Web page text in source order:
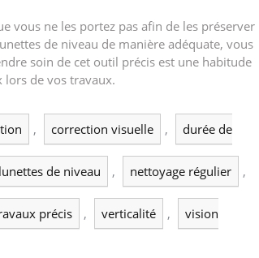
vous ne les portez pas afin de les préserver
de niveau de manière adéquate, vous
soin de cet outil précis est une habitude
de vos travaux.
, correction visuelle , durée de
lunettes de niveau , nettoyage régulier ,
précis , verticalité , vision